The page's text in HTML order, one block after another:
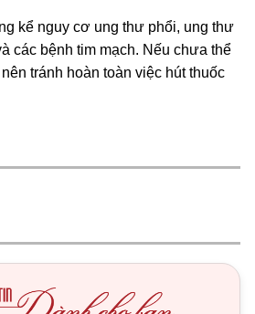
kể nguy cơ ung thư phổi, ung thư
các bệnh tim mạch. Nếu chưa thể
tránh hoàn toàn việc hút thuốc